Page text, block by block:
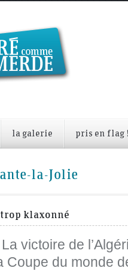
la galerie pris en flag
la-Jolie
klaxonné
victoire de
Coupe du monde